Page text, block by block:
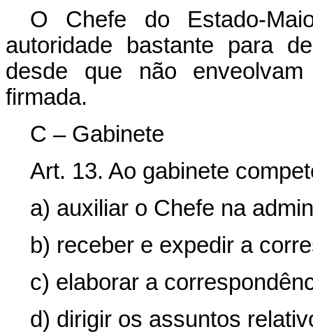
O Chefe do Estado-
autoridade bastante para
desde que não
firmada.
C – Gabinete
Art. 13. Ao gabinete
a) auxiliar o Chefe na
b) receber e expedir a
c) elaborar a
d) dirigir os assuntos